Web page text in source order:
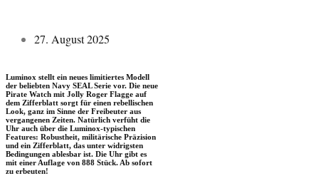
27. August 2025
Luminox stellt ein neues limitiertes Modell
der beliebten Navy SEAL Serie vor. Die neue
Pirate Watch mit Jolly Roger Flagge auf
dem Zifferblatt sorgt für einen rebellischen
Look, ganz im Sinne der Freibeuter aus
vergangenen Zeiten. Natürlich verfüht die
Uhr auch über die Luminox-typischen
Features: Robustheit, militärische Präzision
und ein Zifferblatt, das unter widrigsten
Bedingungen ablesbar ist. Die Uhr gibt es
mit einer Auflage von 888 Stück. Ab sofort
zu erbeuten!